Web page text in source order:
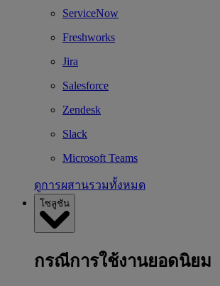
ServiceNow
Freshworks
Jira
Salesforce
Zendesk
Slack
Microsoft Teams
ดูการผสานรวมทั้งหมด
โซลูชัน
กรณีการใช้งานยอดนิยม